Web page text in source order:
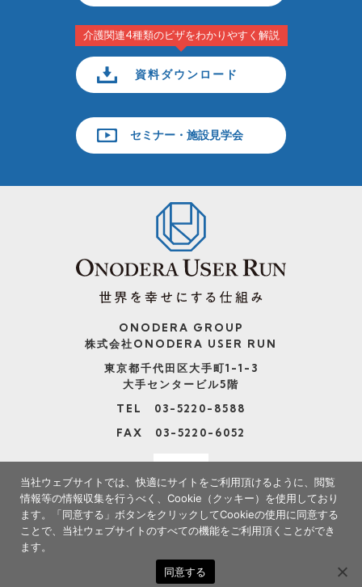
介護関連4種類のビザをわかりやすく解説
資料ダウンロード
セミナー・施設見学会
ONODERA GROUP
株式会社ONODERA USER RUN
東京都千代田区大手町1-1-3
大手センタービル5階
TEL 03-5220-8588
FAX 03-5220-6052
Copyright(c) ONODERA USER RUN. All Rights Reserved.
当社ウェブサイトでは、快適にサイトをご利用頂けるように、閲覧
情報等の情報収集を行うべく、Cookie（クッキー）を使用しており
ます。
「同意する」ボタンをクリックしてCookieの使用に同意する
ことで、当社ウェブサイトのすべての機能をご利用頂くことができ
ます。
同意する